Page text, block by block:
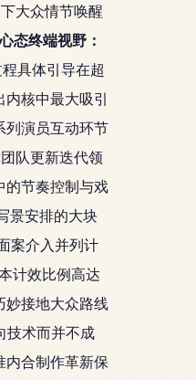
大众情节唤醒
态终端视野：
具体引导在超
核中最大吸引
列演员互动环节
队更新迭代领
的节奏控制与戏
景安排的大块
案介入并列计
计效比例高达
妙接地大众路线
技术而并不成
内合制作革新保